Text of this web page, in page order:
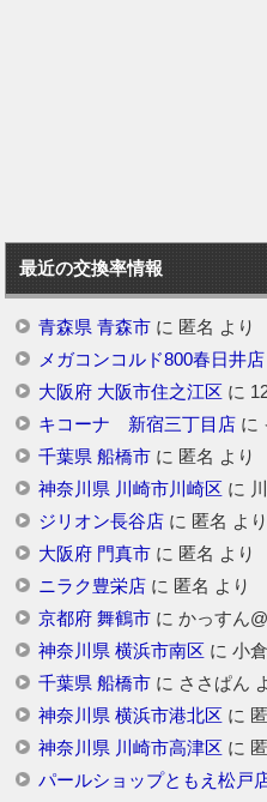
最近の交換率情報
青森県 青森市に 匿名 より
メガコンコルド800春日井店
大阪府 大阪市住之江区 に
キコーナ 新宿三丁目店に
千葉県 船橋市に 匿名 より
神奈川県 川崎市川崎区 に
ジリオン長谷店に 匿名 より
大阪府 門真市に 匿名 より
ニラク豊栄店に 匿名 より
京都府 舞鶴市に かっすん
神奈川県 横浜市南区 に 小
千葉県 船橋市に ささぱん
神奈川県 横浜市港北区 に
神奈川県 川崎市高津区 に
パールショップともえ松戸